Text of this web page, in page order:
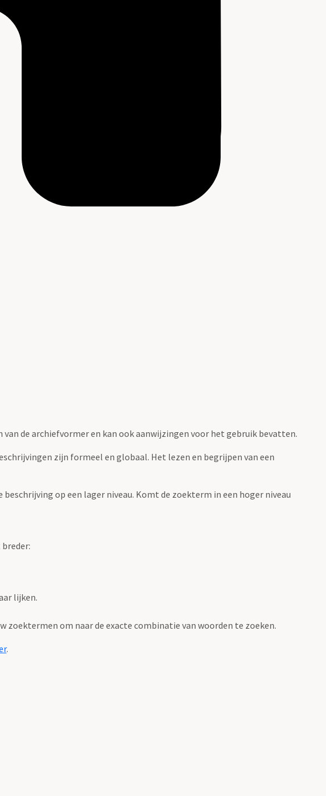
de archiefvormer en kan ook aanwijzingen voor het gebruik bevatten.
zijn formeel en globaal. Het lezen en begrijpen van een
op een lager niveau. Komt de zoekterm in een hoger niveau
lijken.
zoektermen om naar de exacte combinatie van woorden te zoeken.
.